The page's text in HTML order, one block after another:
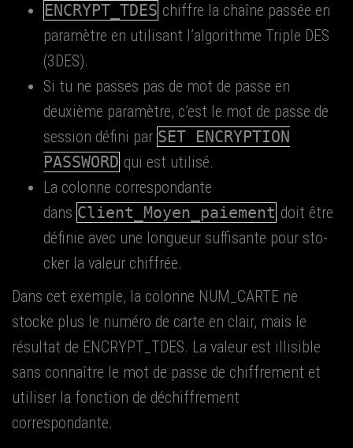
ENCRYPT_TDES chiffre la chaîne pas­sée en
para­mètre en uti­li­sant l’algorithme Triple DES
(3DES).
Si tu ne passes pas de mot de passe en
deuxième para­mètre, c’est le mot de passe de
ses­sion défi­ni par SET ENCRYPTION
PASSWORD qui est utilisé.
La colonne cor­res­pon­dante
dans Client_Moyen_paiement doit être
défi­nie avec une lon­gueur suf­fi­sante pour sto­
cker la valeur chiffrée.
Dans cet exemple, la colonne NUM_CARTE ne
stocke plus le numé­ro de carte en clair, mais le
résul­tat de ENCRYPT_TDES. La valeur est illi­sible
sans connaître le mot de passe de chif­fre­ment et
uti­li­ser la fonc­tion de déchif­fre­ment
correspondante.